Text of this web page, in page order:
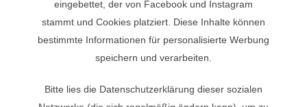
eingebettet, der von Facebook und Instagram
stammt und Cookies platziert. Diese Inhalte können
bestimmte Informationen für personalisierte Werbung
speichern und verarbeiten.
Bitte lies die Datenschutzerklärung dieser sozialen